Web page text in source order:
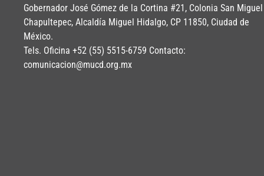
Gobernador José Gómez de la Cortina #21, Colonia San Miguel
Chapultepec, Alcaldía Miguel Hidalgo, CP 11850, Ciudad de
México.
Tels. Oficina +52 (55) 5515-6759 Contacto:
comunicacion@mucd.org.mx